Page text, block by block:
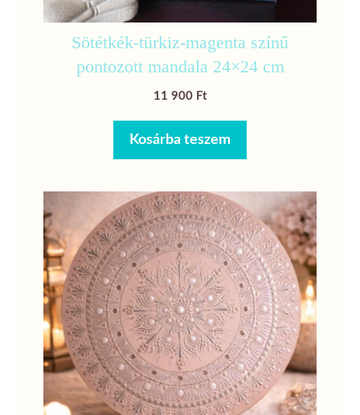
Sötétkék-türkiz-magenta színű
pontozott mandala 24×24 cm
11 900 Ft
Kosárba teszem